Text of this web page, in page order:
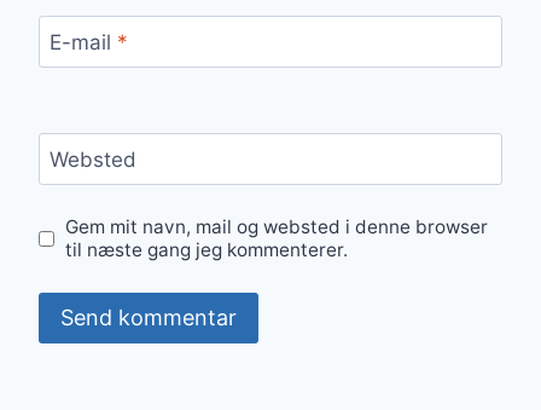
E-mail *
Websted
Gem mit navn, mail og websted i denne browser
til næste gang jeg kommenterer.